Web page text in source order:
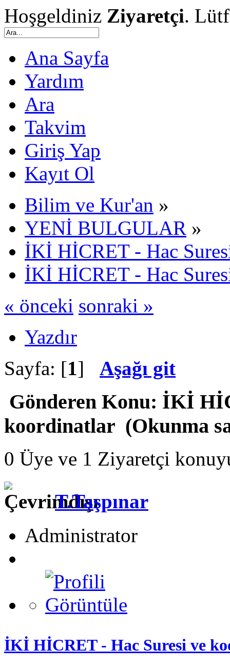
Hoşgeldiniz Ziyaretçi.
Ana Sayfa
Yardım
Ara
Takvim
Giriş Yap
Kayıt Ol
Bilim ve Kur'an »
YENİ BULGULAR »
İKİ HİCRET - Hac
İKİ HİCRET - Hac
« önceki sonraki »
Yazdır
Sayfa: [1] Aşağı git
Gönderen Konu: İKİ
koordinatlar (Okunma
0 Üye ve 1 Ziyaretçi
T.Taşpınar
Administrator
İKİ HİCRET - Hac Suresi ve